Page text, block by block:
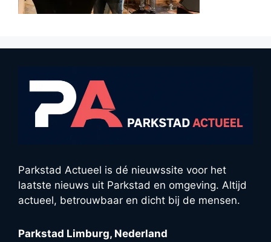
Parkstad Actueel is dé nieuwssite voor het
laatste nieuws uit Parkstad en omgeving. Altijd
actueel, betrouwbaar en dicht bij de mensen.
Parkstad Limburg, Nederland